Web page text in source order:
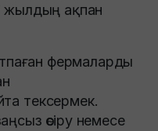
жылдың ақпан
фермаларды
тексермек.
өсіру немесе